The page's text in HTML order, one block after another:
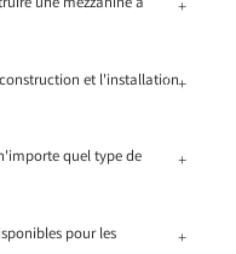
+
et l'installation+
quel type de
+
pour les
+